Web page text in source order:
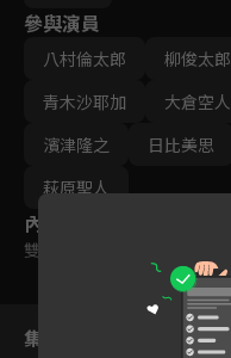
參與演員
八村倫太郎 柳俊太郎
青木沙耶加
大倉空人
濱津隆之
日比美思
萩原聖人
內容標籤
雙字幕
集數列表